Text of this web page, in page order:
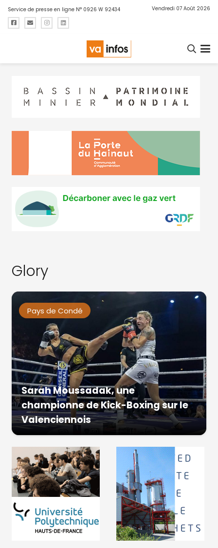
Service de presse en ligne N° 0926 W 92434 Vendredi 07 Août 2026
Glory
Pays de Condé
Sarah Moussadak, une
championne de Kick-Boxing sur le
Valenciennois